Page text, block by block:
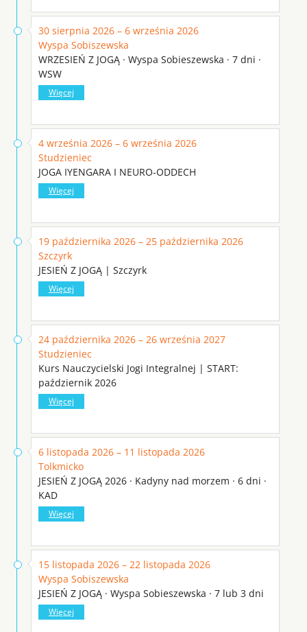
30 sierpnia 2026 – 6 września 2026
Wyspa Sobiszewska
WRZESIEŃ Z JOGĄ · Wyspa Sobieszewska · 7 dni ·
WSW
Więcej
4 września 2026 – 6 września 2026
Studzieniec
JOGA IYENGARA I NEURO-ODDECH
Więcej
19 października 2026 – 25 października 2026
Szczyrk
JESIEŃ Z JOGĄ | Szczyrk
Więcej
24 października 2026 – 26 września 2027
Studzieniec
Kurs Nauczycielski Jogi Integralnej | START:
październik 2026
Więcej
6 listopada 2026 – 11 listopada 2026
Tolkmicko
JESIEŃ Z JOGĄ 2026 · Kadyny nad morzem · 6 dni ·
KAD
Więcej
15 listopada 2026 – 22 listopada 2026
Wyspa Sobiszewska
JESIEŃ Z JOGĄ · Wyspa Sobieszewska · 7 lub 3 dni
Więcej